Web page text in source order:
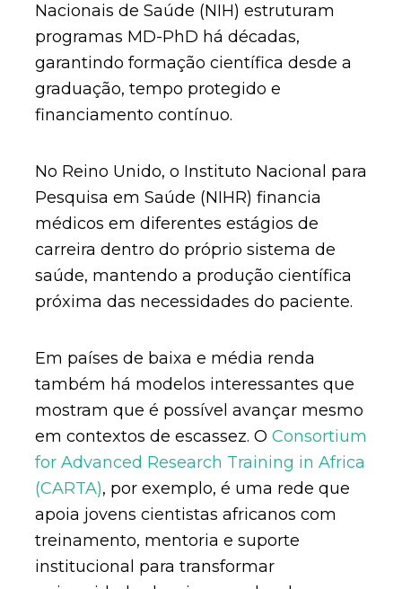
Nacionais de Saúde (NIH) estruturam
programas MD-PhD há décadas,
garantindo formação científica desde a
graduação, tempo protegido e
financiamento contínuo.
No Reino Unido, o Instituto Nacional para
Pesquisa em Saúde (NIHR) financia
médicos em diferentes estágios de
carreira dentro do próprio sistema de
saúde, mantendo a produção científica
próxima das necessidades do paciente.
Em países de baixa e média renda
também há modelos interessantes que
mostram que é possível avançar mesmo
em contextos de escassez. O Consortium
for Advanced Research Training in Africa
(CARTA), por exemplo, é uma rede que
apoia jovens cientistas africanos com
treinamento, mentoria e suporte
institucional para transformar